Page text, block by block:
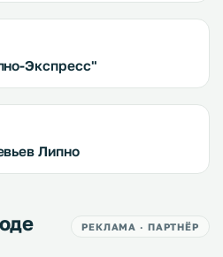
Экспресс"
Липно
РЕКЛАМА · ПАРТНЁР